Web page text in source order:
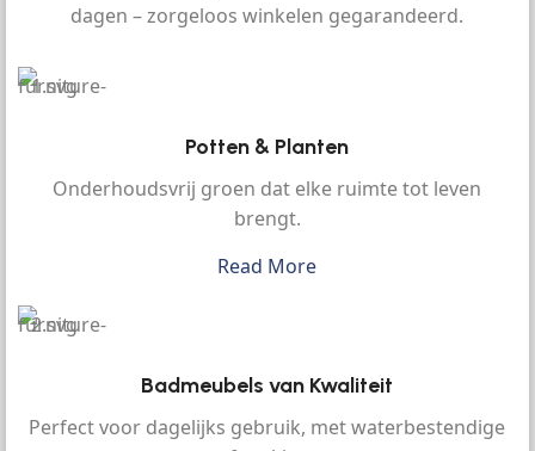
dagen – zorgeloos winkelen gegarandeerd.
Potten & Planten
Onderhoudsvrij groen dat elke ruimte tot leven
brengt.
Read More
Badmeubels van Kwaliteit
Perfect voor dagelijks gebruik, met waterbestendige